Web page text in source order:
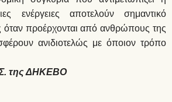
ενέργειες αποτελούν σημαντικό
όταν προέρχονται από ανθρώπους της
ανιδιοτελώς με όποιον τρόπο
της ΔΗΚΕΒΟ